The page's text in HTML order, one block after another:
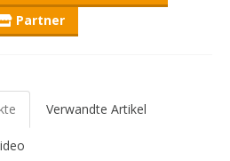
Partner
Verwandte Artikel